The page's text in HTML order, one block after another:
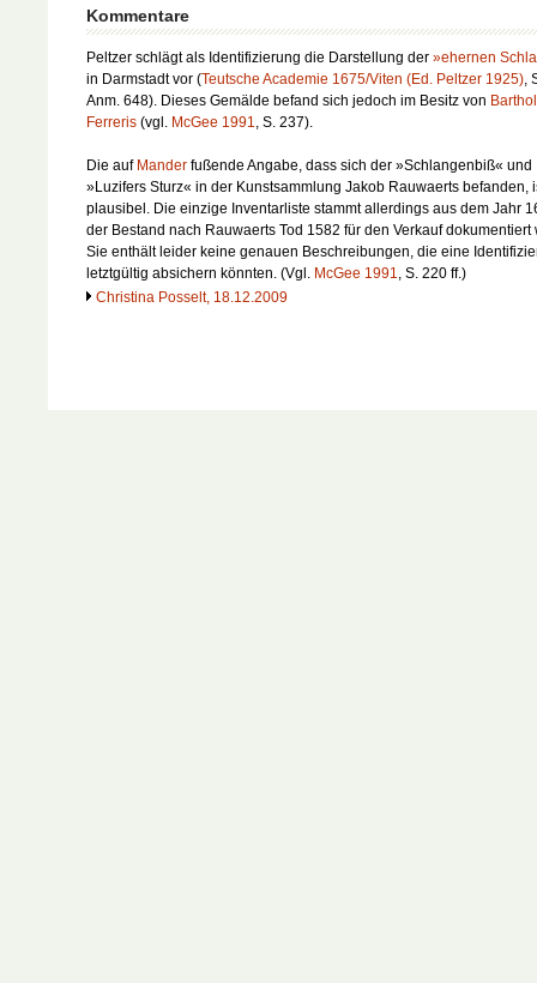
Kommentare
Peltzer schlägt als Identifizierung die Darstellung der »ehernen
in Darmstadt vor (Teutsche Academie 1675/Viten (Ed. Peltzer 1925),
Anm. 648). Dieses Gemälde befand sich jedoch im Besitz von
Ferreris (vgl. McGee 1991, S. 237).
Die auf Mander fußende Angabe, dass sich der »Schlangenbiß« und
»Luzifers Sturz« in der Kunstsammlung Jakob Rauwaerts befanden,
plausibel. Die einzige Inventarliste stammt allerdings aus dem Jahr
der Bestand nach Rauwaerts Tod 1582 für den Verkauf dokumentiert
Sie enthält leider keine genauen Beschreibungen, die eine
letztgültig absichern könnten. (Vgl. McGee 1991, S. 220 ff.)
Christina Posselt, 18.12.2009